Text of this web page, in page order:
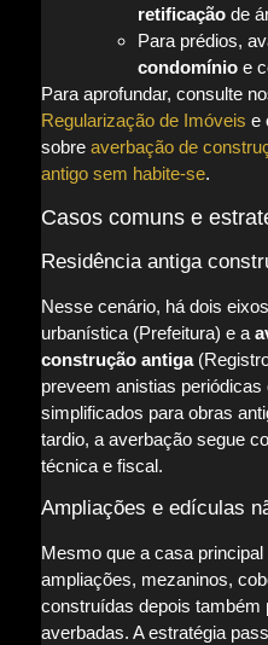
retificaçãode
Para prédios,
condomínioe
Para aprofundar, consulte
Regularização de Imóveis e
sobre averbação de
antigo sem habite-se.
Casos comuns e
Residência antiga
Nesse cenário, há dois
urbanística (Prefeitura) e a
construção antiga
preveem anistias
simplificados para obras
tardio, a averbação segue
técnica e fiscal.
Ampliações e edículas
Mesmo que a casa
ampliações, mezaninos,
construídas depois também
averbadas. A estratégia